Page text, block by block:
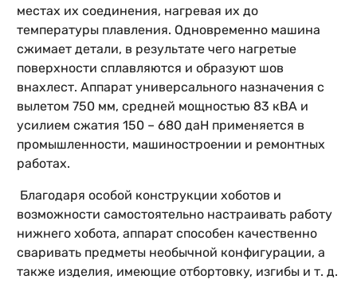
местах их соединения, нагревая их до
температуры плавления. Одновременно машина
сжимает детали, в результате чего нагретые
поверхности сплавляются и образуют шов
внахлест. Аппарат универсального назначения с
вылетом 750 мм, средней мощностью 83 кВА и
усилием сжатия 150 – 680 даН применяется в
промышленности, машиностроении и ремонтных
работах.
Благодаря особой конструкции хоботов и
возможности самостоятельно настраивать работу
нижнего хобота, аппарат способен качественно
сваривать предметы необычной конфигурации, а
также изделия, имеющие отбортовку, изгибы и т. д.